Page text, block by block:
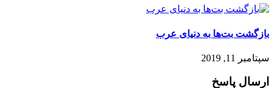
بازگشت بت‌ها به دنیای عرب
سپتامبر 11, 2019
ارسال پاسخ